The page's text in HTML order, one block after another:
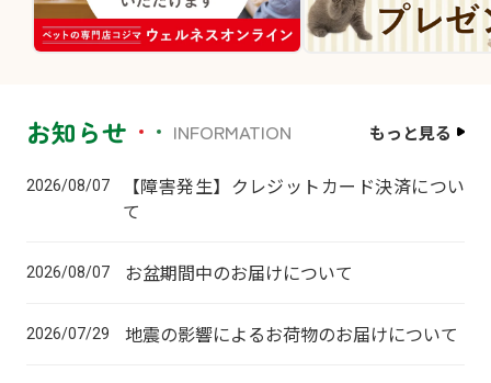
お知らせ INFORMATION もっと見る
2026/08/07
【障害発生】クレジットカード決済につい
て
2026/08/07 お盆期間中のお届けについて
2026/07/29 地震の影響によるお荷物のお届けについて